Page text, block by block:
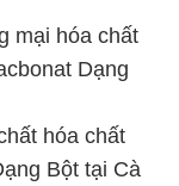
mại hóa chất
Dạng
hóa chất
Bột tại Cà